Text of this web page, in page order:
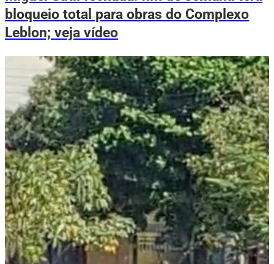
bloqueio total para obras do Complexo
Leblon; veja vídeo